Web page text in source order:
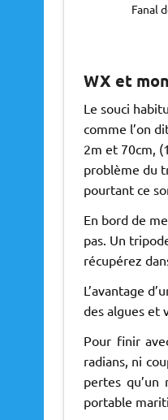
Fanal
WX et
Le souci
comme l’on
2m et 70cm,
problème du
pourtant ce
En bord de
pas. Un
récupérez
L’avantage
des algues et
Pour finir
radians, ni
pertes
portable